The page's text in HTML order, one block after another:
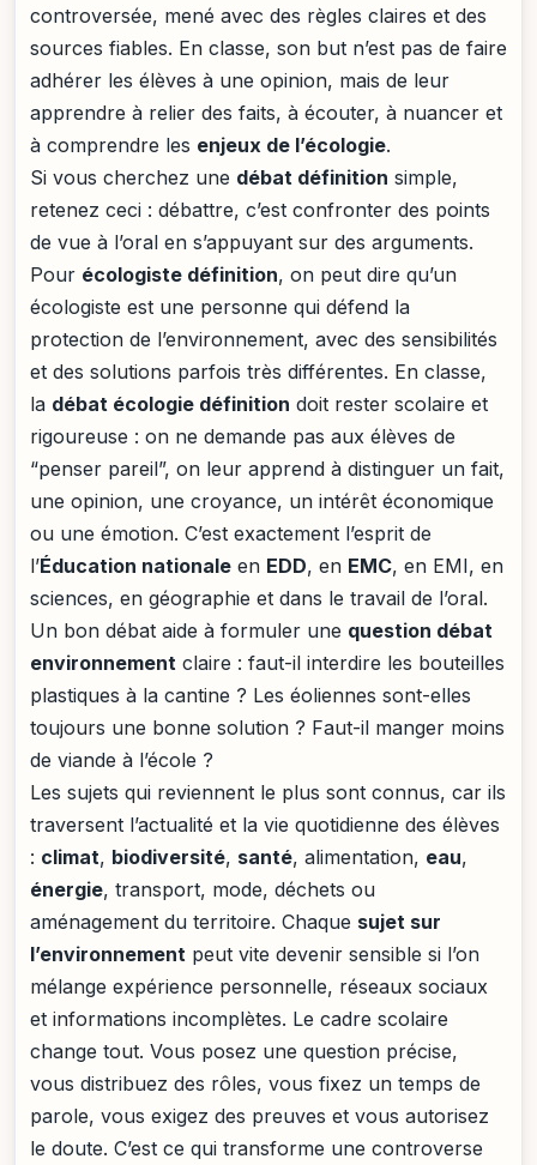
controversée, mené avec des règles claires et des
sources fiables. En classe, son but n’est pas de faire
adhérer les élèves à une opinion, mais de leur
apprendre à relier des faits, à écouter, à nuancer et
à comprendre les enjeux de l’écologie.
Si vous cherchez une débat définition simple,
retenez ceci : débattre, c’est confronter des points
de vue à l’oral en s’appuyant sur des arguments.
Pour écologiste définition, on peut dire qu’un
écologiste est une personne qui défend la
protection de l’environnement, avec des sensibilités
et des solutions parfois très différentes. En classe,
la débat écologie définition doit rester scolaire et
rigoureuse : on ne demande pas aux élèves de
“penser pareil”, on leur apprend à distinguer un fait,
une opinion, une croyance, un intérêt économique
ou une émotion. C’est exactement l’esprit de
l’Éducation nationale en EDD, en EMC, en EMI, en
sciences, en géographie et dans le travail de l’oral.
Un bon débat aide à formuler une question débat
environnement claire : faut-il interdire les bouteilles
plastiques à la cantine ? Les éoliennes sont-elles
toujours une bonne solution ? Faut-il manger moins
de viande à l’école ?
Les sujets qui reviennent le plus sont connus, car ils
traversent l’actualité et la vie quotidienne des élèves
: climat, biodiversité, santé, alimentation, eau,
énergie, transport, mode, déchets ou
aménagement du territoire. Chaque sujet sur
l’environnement peut vite devenir sensible si l’on
mélange expérience personnelle, réseaux sociaux
et informations incomplètes. Le cadre scolaire
change tout. Vous posez une question précise,
vous distribuez des rôles, vous fixez un temps de
parole, vous exigez des preuves et vous autorisez
le doute. C’est ce qui transforme une controverse